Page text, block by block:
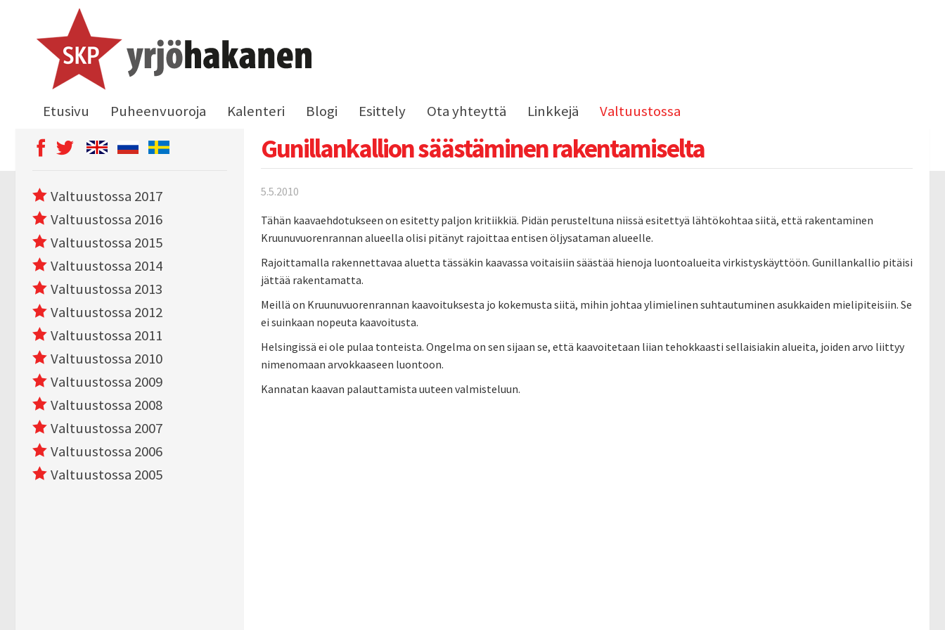
Etusivu Puheenvuoroja Kalenteri Blogi Esittely Ota yhteyttä Linkkejä Valtuustossa
Gunillankallion säästäminen rakentamiselta
5.5.2010
Tähän kaavaehdotukseen on esitetty paljon kritiikkiä. Pidän perusteltuna niissä esitettyä lähtökohtaa siitä, että rakentaminen
Kruunuvuorenrannan alueella olisi pitänyt rajoittaa entisen öljysataman alueelle.
Rajoittamalla rakennettavaa aluetta tässäkin kaavassa voitaisiin säästää hienoja luontoalueita virkistyskäyttöön. Gunillankallio pitäisi
jättää rakentamatta.
Meillä on Kruunuvuorenrannan kaavoituksesta jo kokemusta siitä, mihin johtaa ylimielinen suhtautuminen asukkaiden mielipiteisiin. Se
ei suinkaan nopeuta kaavoitusta.
Helsingissä ei ole pulaa tonteista. Ongelma on sen sijaan se, että kaavoitetaan liian tehokkaasti sellaisiakin alueita, joiden arvo liittyy
nimenomaan arvokkaaseen luontoon.
Kannatan kaavan palauttamista uuteen valmisteluun.
Valtuustossa 2017
Valtuustossa 2016
Valtuustossa 2015
Valtuustossa 2014
Valtuustossa 2013
Valtuustossa 2012
Valtuustossa 2011
Valtuustossa 2010
Valtuustossa 2009
Valtuustossa 2008
Valtuustossa 2007
Valtuustossa 2006
Valtuustossa 2005